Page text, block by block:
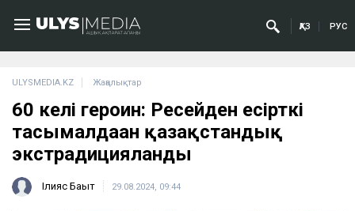
ҚАЗ РУС
ULYSMEDIA.KZ Жаңалықтар
60 келі героин: Ресейден есірткі
тасымалдаған қазақстандық
экстрадицияланды
Ілияс Бақыт 29.08.2024, 09:44